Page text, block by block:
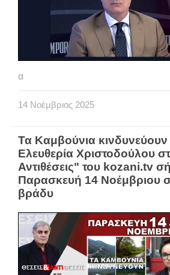
α
14 Νοέμβριος 2025
Τα Καμβούνια
Ελευθερία Χριστοδούλου
Αντιθέσεις" του kozani.tv
Παρασκευή 14 Νοέμβριου
βράδυ